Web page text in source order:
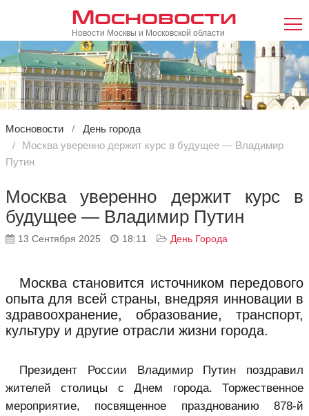
Мосновости
Новости Москвы и Московской области
Мосновости
День города
Москва уверенно держит курс в будущее — Владимир
Путин
Москва уверенно держит курс в
будущее — Владимир Путин
13 Сентября 2025 18:11 День Города
Москва становится источником передового
опыта для всей страны, внедряя инновации в
здравоохранение, образование, транспорт,
культуру и другие отрасли жизни города.
Президент России Владимир Путин поздравил
жителей столицы с Днем города. Торжественное
мероприятие, посвященное празднованию 878-й